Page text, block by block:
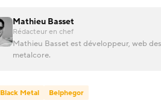
Mathieu Basset
Rédacteur en chef
Mathieu Basset est développeur, web
metalcore.
Black Metal Belphegor